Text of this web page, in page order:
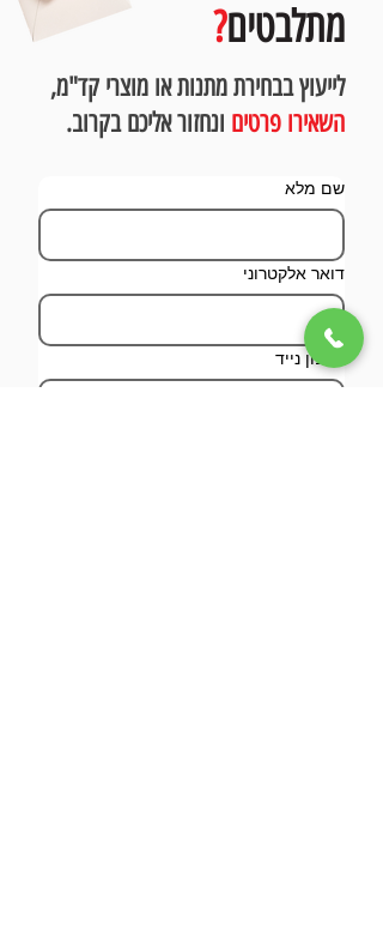
מתלבטים?
לייעוץ בבחירת מתנות או מוצרי קד"מ,
השאירו פרטים ונחזור אליכם בקרוב.
שם מלא
דואר אלקטרוני
טלפון נייד